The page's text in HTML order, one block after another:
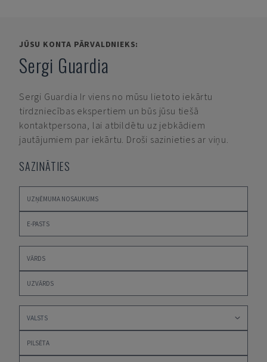
JŪSU KONTA PĀRVALDNIEKS:
Sergi Guardia
Sergi Guardia Ir viens no mūsu lietoto iekārtu
tirdzniecības ekspertiem un būs jūsu tiešā
kontaktpersona, lai atbildētu uz jebkādiem
jautājumiem par iekārtu. Droši sazinieties ar viņu.
SAZINĀTIES